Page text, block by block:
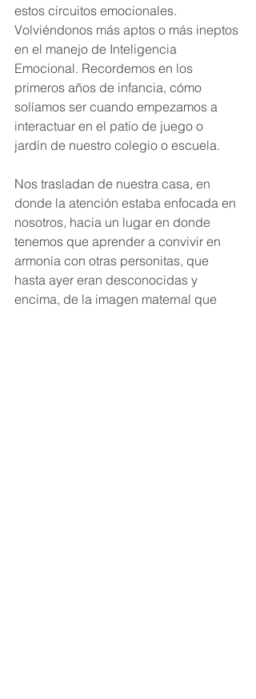
estos circuitos emocionales.
Volviéndonos más aptos o más ineptos
en el manejo de Inteligencia
Emocional. Recordemos en los
primeros años de infancia, cómo
solíamos ser cuando empezamos a
interactuar en el patio de juego o
jardín de nuestro colegio o escuela.
Nos trasladan de nuestra casa, en
donde la atención estaba enfocada en
nosotros, hacia un lugar en donde
tenemos que aprender a convivir en
armonía con otras personitas, que
hasta ayer eran desconocidas y
encima, de la imagen maternal que